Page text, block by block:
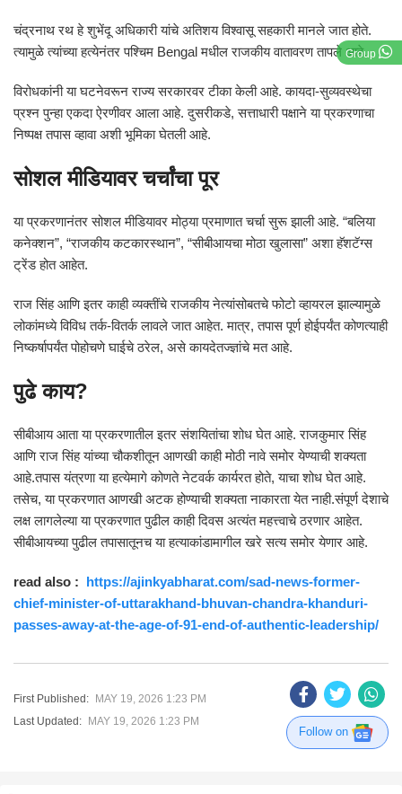
Group
चंद्रनाथ रथ हे शुभेंदू अधिकारी यांचे अतिशय विश्वासू सहकारी मानले जात होते.
त्यामुळे त्यांच्या हत्येनंतर पश्चिम Bengal मधील राजकीय वातावरण तापले आहे.
विरोधकांनी या घटनेवरून राज्य सरकारवर टीका केली आहे. कायदा-सुव्यवस्थेचा
प्रश्न पुन्हा एकदा ऐरणीवर आला आहे. दुसरीकडे, सत्ताधारी पक्षाने या प्रकरणाचा
निष्पक्ष तपास व्हावा अशी भूमिका घेतली आहे.
सोशल मीडियावर चर्चांचा पूर
या प्रकरणानंतर सोशल मीडियावर मोठ्या प्रमाणात चर्चा सुरू झाली आहे. “बलिया
कनेक्शन”, “राजकीय कटकारस्थान”, “सीबीआयचा मोठा खुलासा” अशा हॅशटॅग्स
ट्रेंड होत आहेत.
राज सिंह आणि इतर काही व्यक्तींचे राजकीय नेत्यांसोबतचे फोटो व्हायरल झाल्यामुळे
लोकांमध्ये विविध तर्क-वितर्क लावले जात आहेत. मात्र, तपास पूर्ण होईपर्यंत कोणत्याही
निष्कर्षापर्यंत पोहोचणे घाईचे ठरेल, असे कायदेतज्ज्ञांचे मत आहे.
पुढे काय?
सीबीआय आता या प्रकरणातील इतर संशयितांचा शोध घेत आहे. राजकुमार सिंह
आणि राज सिंह यांच्या चौकशीतून आणखी काही मोठी नावे समोर येण्याची शक्यता
आहे.तपास यंत्रणा या हत्येमागे कोणते नेटवर्क कार्यरत होते, याचा शोध घेत आहे.
तसेच, या प्रकरणात आणखी अटक होण्याची शक्यता नाकारता येत नाही.संपूर्ण देशाचे
लक्ष लागलेल्या या प्रकरणात पुढील काही दिवस अत्यंत महत्त्वाचे ठरणार आहेत.
सीबीआयच्या पुढील तपासातूनच या हत्याकांडामागील खरे सत्य समोर येणार आहे.
read also : https://ajinkyabharat.com/sad-news-former-
chief-minister-of-uttarakhand-bhuvan-chandra-khanduri-
passes-away-at-the-age-of-91-end-of-authentic-leadership/
First Published: MAY 19, 2026 1:23 PM
Last Updated: MAY 19, 2026 1:23 PM
Follow on